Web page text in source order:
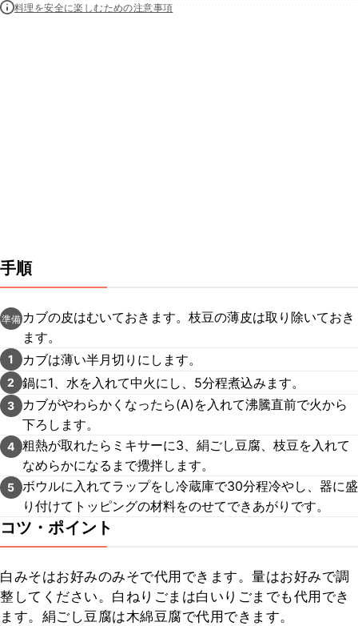
料理を安全に楽しむための注意事項
手順
準備 カブの皮はむいておきます。枝豆の薄皮は取り除いておき
ます。
1 カブは薄い半月切りにします。
2 鍋に1、水を入れて中火にし、5分程煮込みます。
3
カブがやわらかくなったら(A)を入れて沸騰直前で火から
下ろします。
4 粗熱が取れたらミキサーに3、絹ごし豆腐、枝豆を入れて
なめらかになるまで攪拌します。
5 ボウルに入れてラップをし冷蔵庫で30分程冷やし、器に盛
り付けてトッピングの材料をのせてできあがりです。
コツ・ポイント
白みそはお好みのみそで代用できます。量はお好みで調
整してください。白ねりごまは白いりごまでも代用でき
ます。絹ごし豆腐は木綿豆腐で代用できます。